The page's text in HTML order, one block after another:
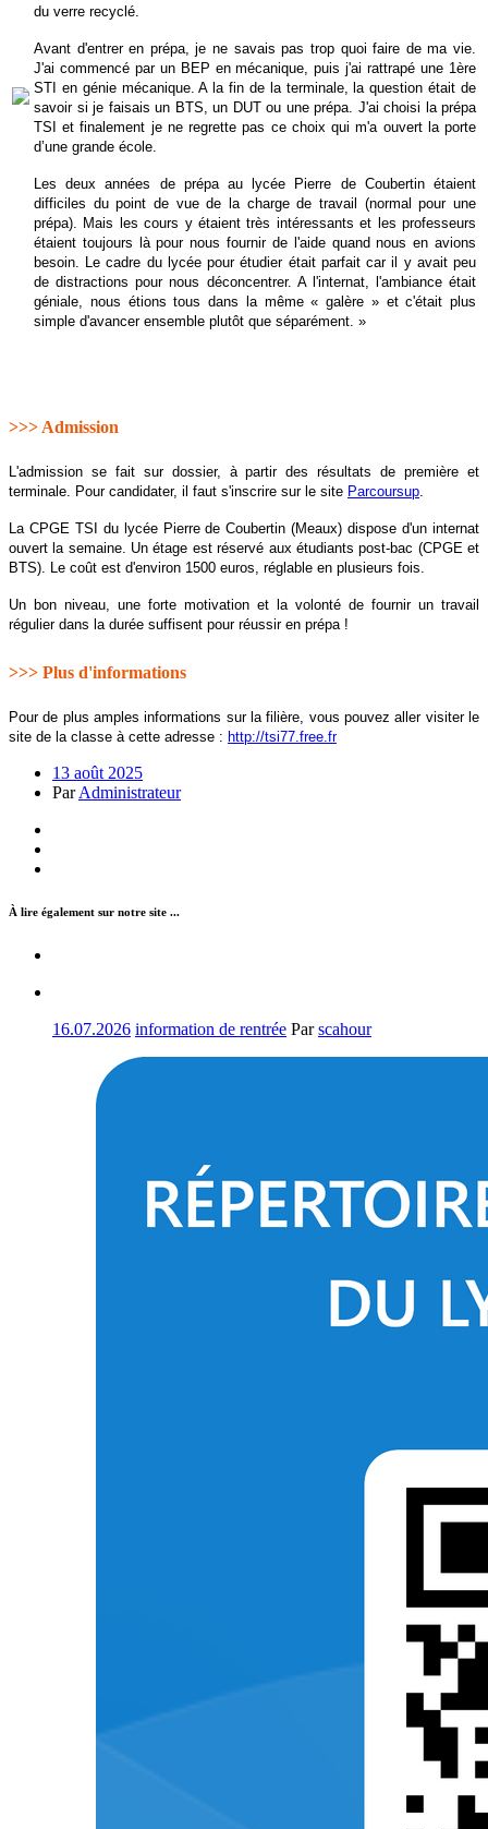
du verre recyclé.
Avant d'entrer en prépa, je ne savais pas trop quoi faire de ma vie.
J'ai commencé par un BEP en mécanique, puis j'ai rattrapé une 1ère
STI en génie mécanique. A la fin de la terminale, la question était de
savoir si je faisais un BTS, un DUT ou une prépa. J'ai choisi la prépa
TSI et finalement je ne regrette pas ce choix qui m'a ouvert la porte
d’une grande école.
Les deux années de prépa au lycée Pierre de Coubertin étaient
difficiles du point de vue de la charge de travail (normal pour une
prépa). Mais les cours y étaient très intéressants et les professeurs
étaient toujours là pour nous fournir de l'aide quand nous en avions
besoin. Le cadre du lycée pour étudier était parfait car il y avait peu
de distractions pour nous déconcentrer. A l'internat, l'ambiance était
géniale, nous étions tous dans la même « galère » et c'était plus
simple d'avancer ensemble plutôt que séparément. »
>>> Admission
L'admission se fait sur dossier, à partir des résultats de première et
terminale. Pour candidater, il faut s'inscrire sur le site Parcoursup
La CPGE TSI du lycée Pierre de Coubertin (Meaux) dispose d'un internat
ouvert la semaine. Un étage est réservé aux étudiants post-bac (CPGE et
BTS). Le coût est d'environ 1500 euros, réglable en plusieurs fois.
Un bon niveau, une forte motivation et la volonté de fournir un travail
régulier dans la durée suffisent pour réussir en prépa !
>>> Plus d'informations
Pour de plus amples informations sur la filière, vous pouvez aller visiter le
site de la classe à cette adresse : http://tsi77.free.fr
13 août 2025
ParAdministrateur
À lire également sur notre site ...
16.07.2026 information de rentrée Parscahour